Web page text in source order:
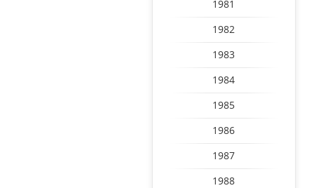
1981
1982
1983
1984
1985
1986
1987
1988